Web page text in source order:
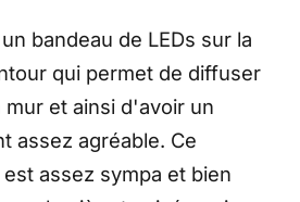
bandeau de LEDs sur la
qui permet de diffuser
et ainsi d'avoir un
assez agréable. Ce
assez sympa et bien